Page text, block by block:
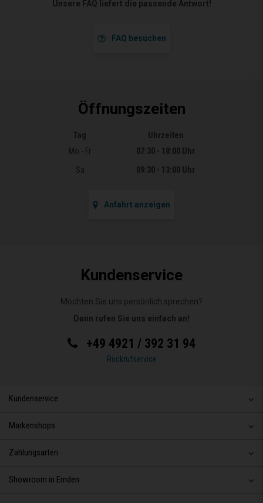
Unsere FAQ liefert die passende Antwort!
FAQ besuchen
Öffnungszeiten
Öffnungszeiten
Tag
Uhrzeiten
Mo - Fr
07:30 - 18:00 Uhr
Sa
09:30 - 13:00 Uhr
Anfahrt anzeigen
Kundenservice
Möchten Sie uns persönlich sprechen?
Dann rufen Sie uns einfach an!
+49 4921 / 392 31 94
Rückrufservice
Kundenservice
Markenshops
Zahlungsarten
Showroom in Emden